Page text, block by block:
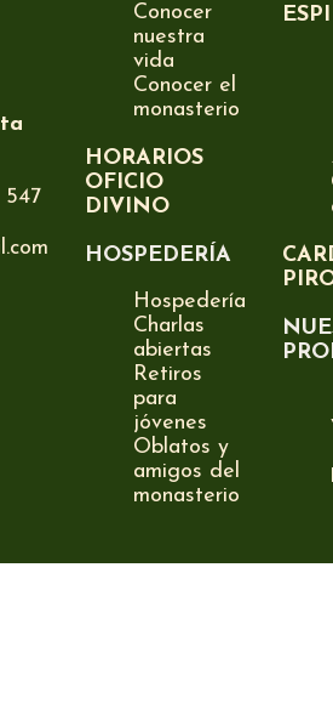
Conocer
nuestra
vida
Conocer el
monasterio
HORARIOS
OFICIO
DIVINO
HOSPEDERÍA
Hospedería
Charlas
abiertas
Retiros
para
jóvenes
Oblatos y
amigos del
monasterio